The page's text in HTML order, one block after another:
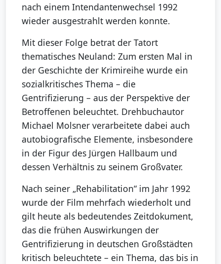
nach einem Intendantenwechsel 1992
wieder ausgestrahlt werden konnte.
Mit dieser Folge betrat der Tatort
thematisches Neuland: Zum ersten Mal in
der Geschichte der Krimireihe wurde ein
sozialkritisches Thema – die
Gentrifizierung – aus der Perspektive der
Betroffenen beleuchtet. Drehbuchautor
Michael Molsner verarbeitete dabei auch
autobiografische Elemente, insbesondere
in der Figur des Jürgen Hallbaum und
dessen Verhältnis zu seinem Großvater.
Nach seiner „Rehabilitation“ im Jahr 1992
wurde der Film mehrfach wiederholt und
gilt heute als bedeutendes Zeitdokument,
das die frühen Auswirkungen der
Gentrifizierung in deutschen Großstädten
kritisch beleuchtete – ein Thema, das bis in